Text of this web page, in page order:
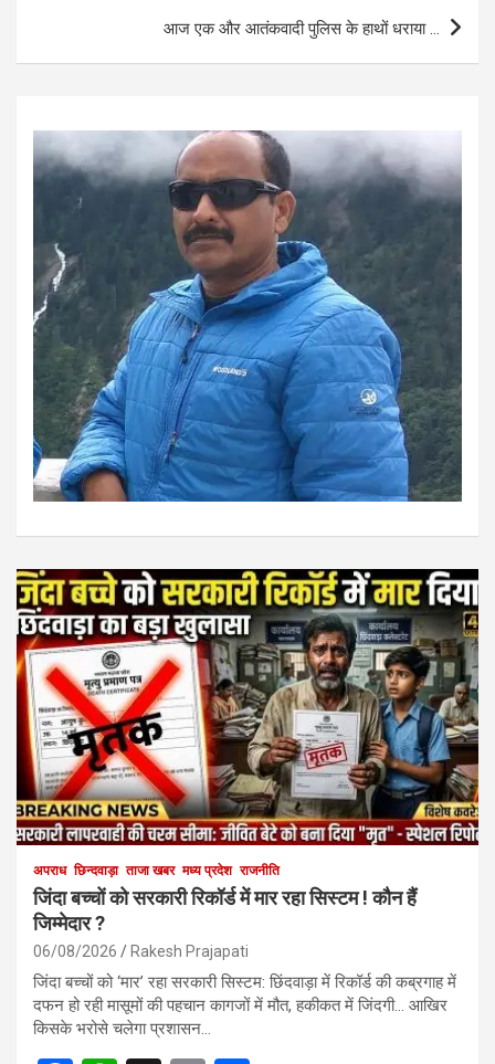
आज एक और आतंकवादी पुलिस के हाथों धराया …
अपराध छिन्दवाड़ा ताजा खबर मध्य प्रदेश राजनीति
जिंदा बच्चों को सरकारी रिकॉर्ड में मार रहा सिस्टम ! कौन हैं
जिम्मेदार ?
06/08/2026 Rakesh Prajapati
जिंदा बच्चों को ‘मार’ रहा सरकारी सिस्टम: छिंदवाड़ा में रिकॉर्ड की कब्रगाह में
दफन हो रही मासूमों की पहचान कागजों में मौत, हकीकत में जिंदगी… आखिर
किसके भरोसे चलेगा प्रशासन…